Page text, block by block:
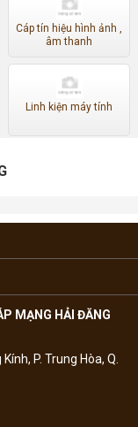
Cáp tín hiệu hình ảnh ,
âm thanh
Linh kiện máy tính
MẠNG HẢI ĐĂNG
P. Trung Hòa, Q.